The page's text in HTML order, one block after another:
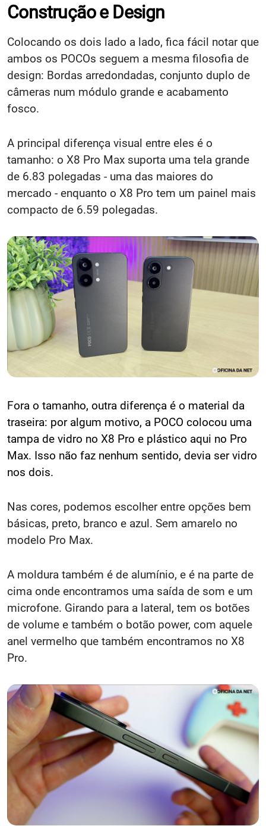
Construção e Design
Colocando os dois lado a lado, fica fácil notar que
ambos os POCOs seguem a mesma filosofia de
design: Bordas arredondadas, conjunto duplo de
câmeras num módulo grande e acabamento
fosco.
A principal diferença visual entre eles é o
tamanho: o X8 Pro Max suporta uma tela grande
de 6.83 polegadas - uma das maiores do
mercado - enquanto o X8 Pro tem um painel mais
compacto de 6.59 polegadas.
Fora o tamanho, outra diferença é o material da
traseira: por algum motivo, a POCO colocou uma
tampa de vidro no X8 Pro e plástico aqui no Pro
Max. Isso não faz nenhum sentido, devia ser vidro
nos dois.
Nas cores, podemos escolher entre opções bem
básicas, preto, branco e azul. Sem amarelo no
modelo Pro Max.
A moldura também é de alumínio, e é na parte de
cima onde encontramos uma saída de som e um
microfone. Girando para a lateral, tem os botões
de volume e também o botão power, com aquele
anel vermelho que também encontramos no X8
Pro.